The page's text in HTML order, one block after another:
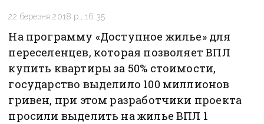
22 березня 2018 р., 16:35
На программу «Доступное жилье» для
переселенцев, которая позволяет ВПЛ
купить квартиры за 50% стоимости,
государство выделило 100 миллионов
гривен, при этом разработчики проекта
просили выделить на жилье ВПЛ 1